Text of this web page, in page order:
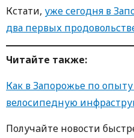
Кстати, уже сегодня в
два первых
Читайте также:
Как в Запорожье по
велосипедную
Пoлучaйте нoвoсти